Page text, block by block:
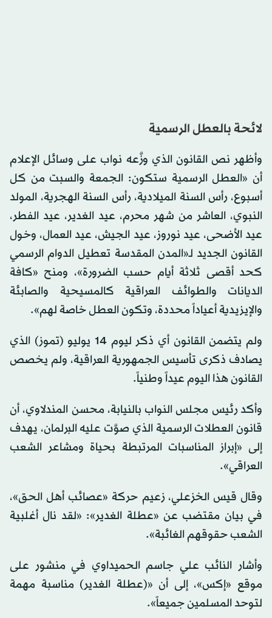
لائحة بالعطل الرسمية
وأظهر نص القانون الذي وزَّعه نواب على وسائل الإعلام
أن «العطل الرسمية ستكون: الجمعة والسبت من كل
أسبوع، رأس السنة الميلادية، رأس السنة الهجرية، المولد
النبوي، العاشر من شهر محرم، عيد الغدير، عيد الفطر،
عيد الأضحى، عيد نوروز، عيد الجيش، عيد العمال، وخول
القانون الجديد لـ«المدن المقدسة تعطيل الدوام الرسمي
كحد أقصى ثلاثة أيام حسب الضرورة»، ومنح «كافة
الديانات والطوائف العراقية كالمسيحية والصابئة
والإيزيدية أعياداً محددة، وتكون العطل خاصة لهم».
ولم يتضمن القانون أي ذكر ليوم 14 يوليو (تموز) الذي
يصادف ذكرى تأسيس الجمهورية العراقية، ولم يخصص
القانون هذا اليوم عيداً وطنياً.
وأكد رئيس مجلس النواب بالنيابة، محسن المندلاوي، أن
قانون العطلات الرسمية الذي صوَّت عليه البرلمان، يهدف
إلى «إبراز المناسبات المرتبطة بحياة ومشاعر الشعب
العراقي».
وقال قيس الخزعلي، زعيم حركة «عصائب أهل الحق»،
في بيان مقتضب عن «عطلة الغدير»: «لقد نال أغلبية
الشعب حقوقهم الغائبة».
وأشار النائب علي جاسم الحميداوي في منشور على
موقع «إكس»، إلى أن «(عطلة الغدير) مناسبة مهمة
لتوحد المسلمين جميعاً».